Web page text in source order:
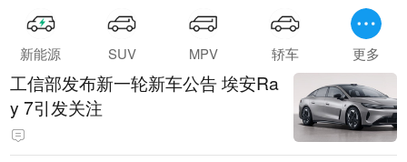
新能源 SUV MPV 轿车 更多
工信部发布新一轮新车公告 埃安Ra
y 7引发关注